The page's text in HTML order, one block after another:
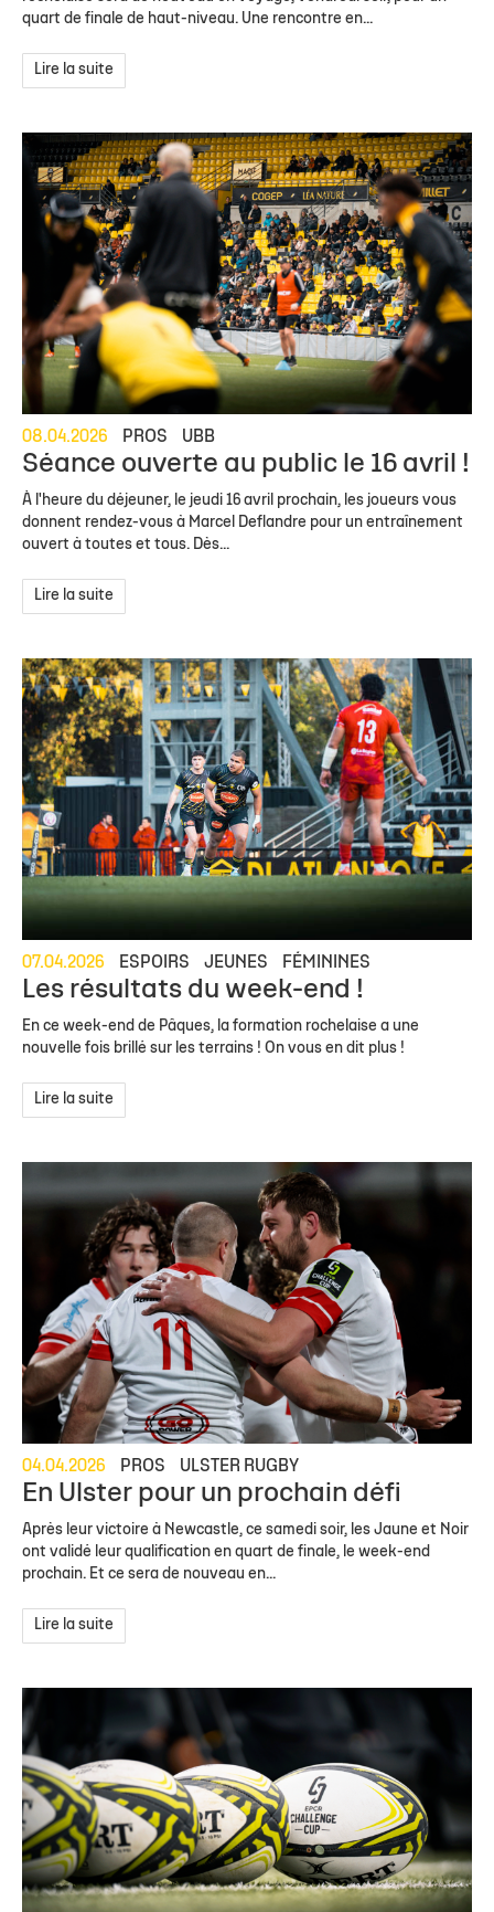
quart de finale de haut-niveau. Une rencontre en...
Lire la suite
08.04.2026 PROS UBB
Séance ouverte au public le 16 avril !
À l'heure du déjeuner, le jeudi 16 avril prochain, les joueurs vous
donnent rendez-vous à Marcel Deflandre pour un entraînement
ouvert à toutes et tous. Dès...
Lire la suite
07.04.2026 ESPOIRS JEUNES FÉMININES
Les résultats du week-end !
En ce week-end de Pâques, la formation rochelaise a une
nouvelle fois brillé sur les terrains ! On vous en dit plus !
Lire la suite
04.04.2026 PROS ULSTER RUGBY
En Ulster pour un prochain défi
Après leur victoire à Newcastle, ce samedi soir, les Jaune et Noir
ont validé leur qualification en quart de finale, le week-end
prochain. Et ce sera de nouveau en...
Lire la suite